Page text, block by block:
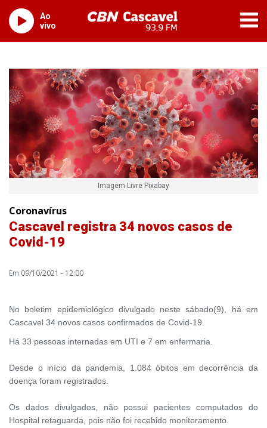
Ao
vivo
Imagem Livre Pixabay
Coronavírus
Cascavel registra 34 novos casos de
Covid-19
Em 09/10/2021 - 12:00
No boletim epidemiológico divulgado neste sábado(9), há em
Cascavel 34 novos casos confirmados de Covid-19.
Há 33 pessoas internadas em UTI e 7 em enfermaria.
Desde o início da pandemia, 1.084 óbitos em decorrência da
doença foram registrados.
Os dados divulgados, não possui pacientes computados do
Hospital retaguarda, pois não foi recebido monitoramento.